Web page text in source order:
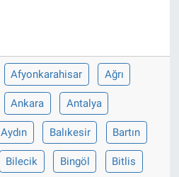
Afyonkarahisar Ağrı
Ankara Antalya
Aydın Balıkesir Bartın
Bilecik Bingöl Bitlis